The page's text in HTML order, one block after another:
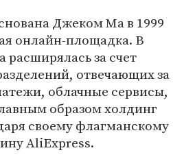
Джеком Ма в 1999
онлайн-площадка. В
за счет
отвечающих за
облачные сервисы,
образом холдинг
своему флагманскому
AliExpress.